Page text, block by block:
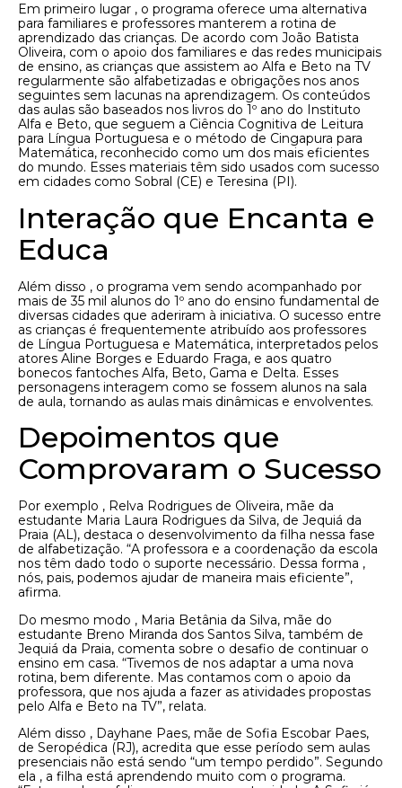
Em primeiro lugar , o programa oferece uma alternativa
para familiares e professores manterem a rotina de
aprendizado das crianças. De acordo com João Batista
Oliveira, com o apoio dos familiares e das redes municipais
de ensino, as crianças que assistem ao Alfa e Beto na TV
regularmente são alfabetizadas e obrigações nos anos
seguintes sem lacunas na aprendizagem. Os conteúdos
das aulas são baseados nos livros do 1º ano do Instituto
Alfa e Beto, que seguem a Ciência Cognitiva de Leitura
para Língua Portuguesa e o método de Cingapura para
Matemática, reconhecido como um dos mais eficientes
do mundo. Esses materiais têm sido usados ​​com sucesso
em cidades como Sobral (CE) e Teresina (PI).
Interação que Encanta e
Educa
Além disso , o programa vem sendo acompanhado por
mais de 35 mil alunos do 1º ano do ensino fundamental de
diversas cidades que aderiram à iniciativa. O sucesso entre
as crianças é frequentemente atribuído aos professores
de Língua Portuguesa e Matemática, interpretados pelos
atores Aline Borges e Eduardo Fraga, e aos quatro
bonecos fantoches Alfa, Beto, Gama e Delta. Esses
personagens interagem como se fossem alunos na sala
de aula, tornando as aulas mais dinâmicas e envolventes.
Depoimentos que
Comprovaram o Sucesso
Por exemplo , Relva Rodrigues de Oliveira, mãe da
estudante Maria Laura Rodrigues da Silva, de Jequiá da
Praia (AL), destaca o desenvolvimento da filha nessa fase
de alfabetização. “A professora e a coordenação da escola
nos têm dado todo o suporte necessário. Dessa forma ,
nós, pais, podemos ajudar de maneira mais eficiente”,
afirma.
Do mesmo modo , Maria Betânia da Silva, mãe do
estudante Breno Miranda dos Santos Silva, também de
Jequiá da Praia, comenta sobre o desafio de continuar o
ensino em casa. “Tivemos de nos adaptar a uma nova
rotina, bem diferente. Mas contamos com o apoio da
professora, que nos ajuda a fazer as atividades propostas
pelo Alfa e Beto na TV”, relata.
Além disso , Dayhane Paes, mãe de Sofia Escobar Paes,
de Seropédica (RJ), acredita que esse período sem aulas
presenciais não está sendo “um tempo perdido”. Segundo
ela , a filha está aprendendo muito com o programa.